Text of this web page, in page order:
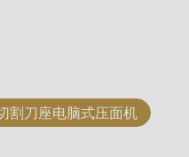
割刀座电脑式压面机